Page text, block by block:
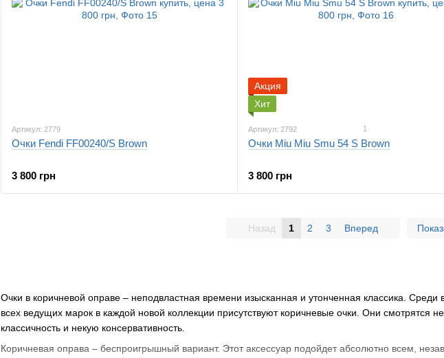
Очки в коричневой оправе – неподвластная времени изысканная и утонченная классика. Среди
всех ведущих марок в каждой новой коллекции присутствуют коричневые очки. Они смотрятся
классичность и некую консервативность.
Коричневая оправа – беспроигрышный вариант. Этот аксессуар подойдет абсолютно всем,
Артикул: 2779
Очки Fendi FF00240/S Brown
3 800 грн
Акция
Хит
Артикул: 2792 1
Очки Miu Miu Smu 54 S Brown
3 800 грн
Назад 1 2 3 Вперед